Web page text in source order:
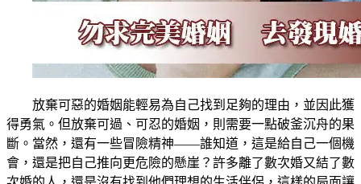
放棄可惡的婚姻能輕易為自己找到足夠的理由，並因此獲
得勇氣。但放棄可過、可忍的婚姻，則需要一點破釜沉舟的果
斷。當然，還有一些冒險精神——誰知道，這是給自己一個機
會，還是把自己推向更危險的懸崖？許多離了數次婚又結了數